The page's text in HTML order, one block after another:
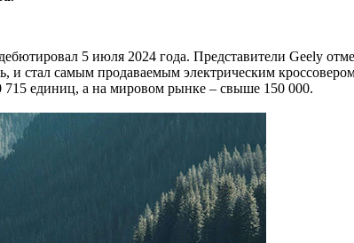
5 июля 2024 года. Представители Geely
и стал самым продаваемым электрическим
715 единиц, а на мировом рынке – свыше 150 000.